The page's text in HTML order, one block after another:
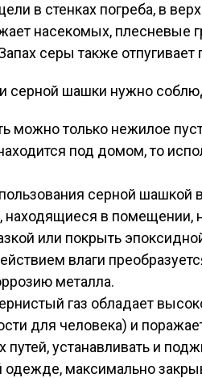
в стенках погреба, в
насекомых, плесневые
серы также отпугивает
серной шашки нужно
можно только нежилое
под домом, то
серной шашкой
находящиеся в помещении,
или покрыть
влаги
металла.
газ обладает
для человека) и
путей, устанавливать и
одежде, максимально